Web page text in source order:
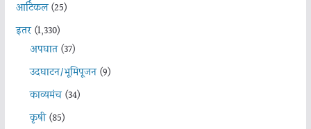
आर्टिकल(25)
इतर(1,330)
अपघात(37)
उदघाटन/भूमिपूजन(9)
काव्यमंच(34)
कृषी(85)